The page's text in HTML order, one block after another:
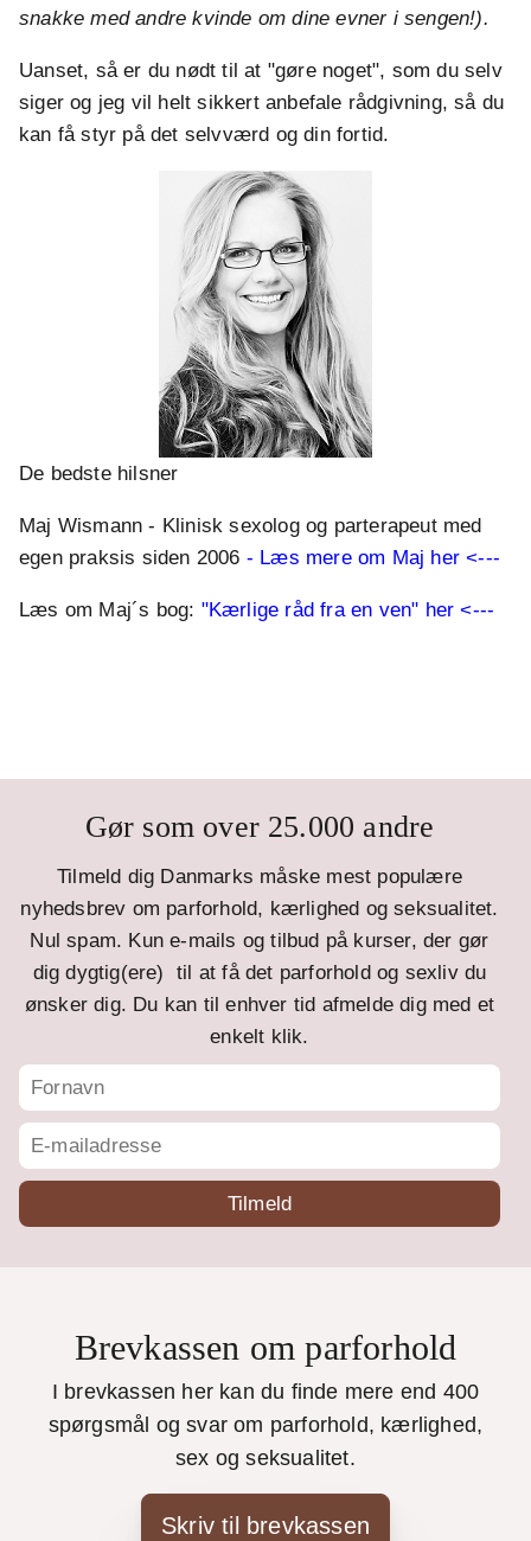
snakke med andre kvinde om dine evner i sengen!).
Uanset, så er du nødt til at "gøre noget", som du selv
siger og jeg vil helt sikkert anbefale rådgivning, så du
kan få styr på det selvværd og din fortid.
De bedste hilsner
Maj Wismann - Klinisk sexolog og parterapeut med
egen praksis siden 2006 - Læs mere om Maj her <---
Læs om Maj´s bog: "Kærlige råd fra en ven" her <---
Gør som over 25.000 andre
Tilmeld dig Danmarks måske mest populære
nyhedsbrev om parforhold, kærlighed og seksualitet.
Nul spam. Kun e-mails og tilbud på kurser, der gør
dig dygtig(ere) til at få det parforhold og sexliv du
ønsker dig. Du kan til enhver tid afmelde dig med et
enkelt klik.
Brevkassen om parforhold
I brevkassen her kan du finde mere end 400
spørgsmål og svar om parforhold, kærlighed,
sex og seksualitet.
Skriv til brevkassen